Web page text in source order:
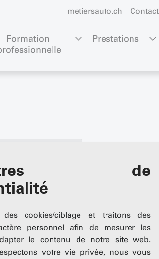
de
des cookies/ciblage et traitons des
personnel afin de mesurer les
le contenu de notre site web.
votre vie privée, nous vous
metiersauto.ch Contact
Formation
Prestations